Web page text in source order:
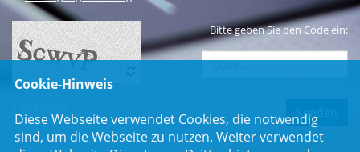
Bitte geben Sie den Code ein:
Cookie-Hinweis
Diese Webseite verwendet Cookies, die notwendig
sind, um die Webseite zu nutzen. Weiter verwendet